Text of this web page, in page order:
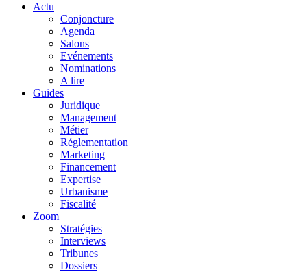
Actu
Conjoncture
Agenda
Salons
Evénements
Nominations
A lire
Guides
Juridique
Management
Métier
Réglementation
Marketing
Financement
Expertise
Urbanisme
Fiscalité
Zoom
Stratégies
Interviews
Tribunes
Dossiers